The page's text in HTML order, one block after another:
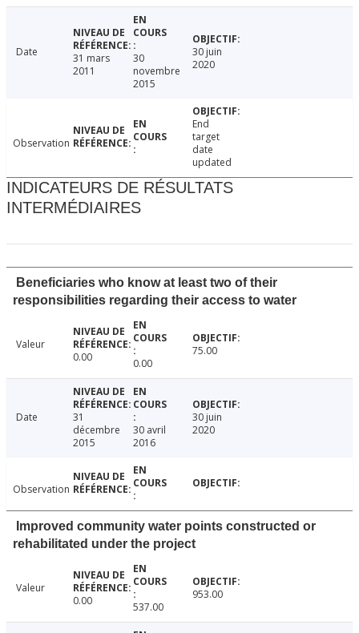
Date
31 mars
2011
30
novembre
2015
30 juin
2020
Observation
End
target
date
updated
INDICATEURS DE RÉSULTATS
INTERMÉDIAIRES
Beneficiaries who know at least two of their
responsibilities regarding their access to water
Valeur
0.00
0.00
75.00
Date
31
décembre
2015
30 avril
2016
30 juin
2020
Observation
Improved community water points constructed or
rehabilitated under the project
Valeur
0.00
537.00
953.00